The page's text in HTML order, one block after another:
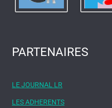
PARTENAIRES
LE JOURNAL LR
LES ADHERENTS